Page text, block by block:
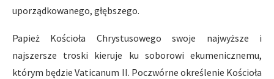
uporządkowanego, głębszego.
Papież Kościoła Chrystusowego swoje najwyższe i
najszersze troski kieruje ku soborowi ekumenicznemu,
którym będzie Vaticanum II. Poczwórne określenie Kościoła